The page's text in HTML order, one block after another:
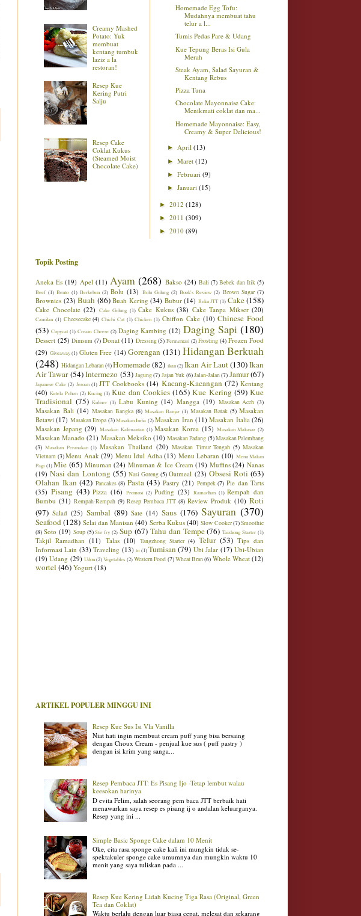
Creamy Mashed
Potato: Yuk
membuat
kentang tumbuk
laziz a la
restoran!
Resep Kue
Kering Putri
Salju
Resep Cake
Coklat Kukus
(Steamed Moist
Chocolate Cake)
Homemade Egg Tofu:
Mudahnya membuat tahu
telur a l...
Tumis Pedas Pare & Udang
Kue Tepung Beras Isi Gula
Merah
Steak Ayam, Salad Sayuran &
Kentang Rebus
Pizza Tuna
Chocolate Mayonnaise Cake:
Menikmati coklat dan ma...
Homemade Mayonnaise: Easy,
Creamy & Super Delicious!
►April(13)
►Maret(12)
►Februari(9)
►Januari(15)
► 2012 (128)
► 2011 (309)
► 2010 (89)
Topik Posting
Aneka Es (19) Apel (11) Ayam (268) Bakso (24) Bali (7) Bebek dan Itik (5)
Beef (1) Bento (1) Berkebun (2) Bolu (13) Bolu Gulung (2) Book's Review (2) Brown Sugar (7)
Brownies (23) Buah (86) Buah Kering (34) Bubur (14) Buku JTT (1) Cake(158)
Cake Chocolate (22) Cake Gulung (1) Cake Kukus (38) Cake Tanpa Mikser (20)
Camilan (1) Cheesecake (4) Chichi Cat (1) Chicken (1) Chiffon Cake (10) Chinese Food
(53) Copycat (1) Cream Cheese (2) Daging Kambing (12) Daging Sapi (180)
Dessert (25) Dimsum (7) Donat (11) Dressing (5) Fermentasi (2) Frosting (4) Frozen Food
(29) Giveaway (1) Gluten Free (14) Gorengan (131) Hidangan Berkuah
(248) Hidangan Lebaran(4)Homemade(82) ikan (2) Ikan Air Laut(130)Ikan
Air Tawar (54)Intermezo (53) Jagung(7) Jajan Yuk (6)Jalan-Jalan(7) Jamur(67)
Japanese Cake (2) Jeroan (1) JTT Cookbooks (14) Kacang-Kacangan (72) Kentang
(40) Ketela Pohon (2) Kucing (1) Kue dan Cookies (165) Kue Kering (59) Kue
Tradisional (75) Kuliner (1) Labu Kuning (14) Mangga (19) Masakan Aceh (3)
Masakan Bali (14) Masakan Bangka (6) Masakan Banjar (1) Masakan Batak (5) Masakan
Betawi (17) Masakan Eropa (3) Masakan India (2) Masakan Iran (11) Masakan Italia (26)
Masakan Jepang (29) Masakan Kalimantan (1) Masakan Korea (15) Masakan Makasar (2)
Masakan Manado (21) Masakan Meksiko (10) Masakan Padang (5)Masakan Palembang
(3) Masakan Peranakan (1) Masakan Thailand (20) Masakan Timur Tengah (5) Masakan
Vietnam (3)Menu Anak (29) Menu Idul Adha (13) Menu Lebaran (10) Menu Makan
Pagi (1) Mie (65) Minuman (24) Minuman & Ice Cream (19) Muffins (24) Nanas
(19) Nasi dan Lontong (55) Nasi Goreng (5) Oatmeal (23) Obsesi Roti (63)
Olahan Ikan (42) Pancakes (8) Pasta (43) Pastry (21) Pempek (7) Pie dan Tarts
(35) Pisang (43) Pizza (16) Promosi (2) Puding (23) Ramadhan (1) Rempah dan
Bumbu (31) Rempah-Rempah (9) Resep Pembaca JTT (8) Review Produk (10) Roti
(97) Salad (25) Sambal (89) Sate (14) Saus (176) Sayuran (370)
Seafood(128) Selai dan Manisan (40) Serba Kukus (40) Slow Cooker(7)Smoothie
(8) Soto (19) Soup (5) Stir fry (2) Sup (67) Tahu dan Tempe (76) Taizhong Starter (1)
Takjil Ramadhan (11) Talas (10) Tangzhong Starter (4) Telur (53) Tips dan
Informasi Lain (33) Traveling (13) tu (1) Tumisan (79) Ubi Jalar (17) Ubi-Ubian
(19) Udang (29) Udon (2) Vegetables (2) Western Food (7)Wheat Bran(6) Whole Wheat (12)
wortel (46) Yogurt (18)
ARTIKEL POPULER MINGGU INI
Resep Kue Sus Isi Vla Vanilla
Niat hati ingin membuat cream puff yang bisa bersaing
dengan Choux Cream - penjual kue sus ( puff pastry )
dengan isi krim yang sanga...
Resep Pembaca JTT: Es Pisang Ijo -Tetap lembut walau
keesokan harinya
D evita Felim, salah seorang pem baca JTT berbaik hati
menawarkan saya resep es pisang ij o andalan keluarganya.
Resep yang ini ...
Simple Basic Sponge Cake dalam 10 Menit
Oke, cita rasa sponge cake kali ini mungkin tidak se-
spektakuler sponge cake umumnya dan mungkin waktu 10
menit yang saya tuliskan pada ...
Resep Kue Kering Lidah Kucing Tiga Rasa (Original, Green
Tea dan Coklat)
Waktu berlalu dengan luar biasa cepat, melesat dan sekarang